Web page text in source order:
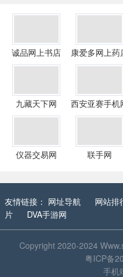
诚品网上书店 康爱多网上药
九藏天下网 西安亚赛手机
仪器交易网 联手网
友情链接： 网址导航 网站排
片
DVA手游网
Copyright 2020-2024
粤ICP备
手机